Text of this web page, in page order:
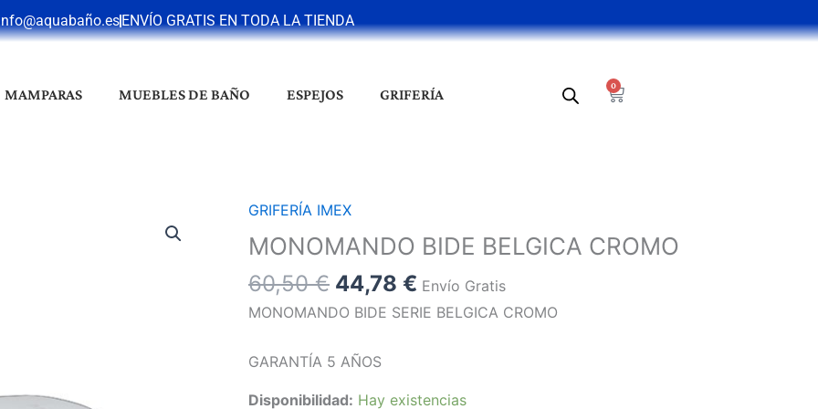
ENVÍO GRATIS EN TODA LA TIENDA
MAMPARAS MUEBLES DE BAÑO ESPEJOS GRIFERÍA
0
Cart
GRIFERÍA IMEX
MONOMANDO BIDE BELGICA CROMO
60,50€
El
precio
original
era:
60,50 €.
44,78 €
precio
actual
es:
44,78 €.
Envío Gratis
MONOMANDO BIDE SERIE BELGICA CROMO
GARANTÍA 5 AÑOS
Disponibilidad: Hay existencias
MONOMANDO
BIDE
BELGICA
CROMO
cantidad